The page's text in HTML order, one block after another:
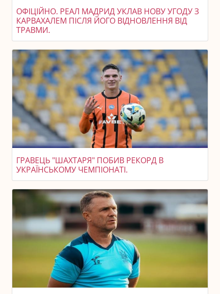
ОФІЦІЙНО. РЕАЛ МАДРИД УКЛАВ НОВУ УГОДУ З
КАРВАХАЛЕМ ПІСЛЯ ЙОГО ВІДНОВЛЕННЯ ВІД
ТРАВМИ.
ГРАВЕЦЬ "ШАХТАРЯ" ПОБИВ РЕКОРД В
УКРАЇНСЬКОМУ ЧЕМПІОНАТІ.